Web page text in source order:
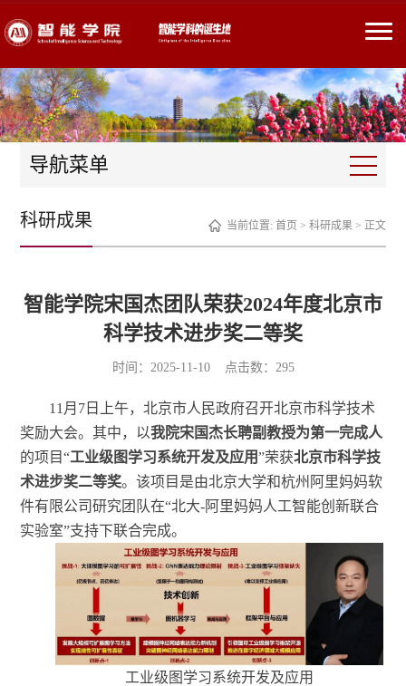
导航菜单
当前位置: 首页 > 科研成果> 正文
科研成果
智能学院宋国杰团队荣获2024年度北京市
科学技术进步奖二等奖
时间：2025-11-10 点击数： 295
11月7日上午，北京市人民政府召开北京市科学技术
奖励大会。其中，以我院宋国杰长聘副教授为第一完成人
的项目“工业级图学习系统开发及应用”荣获北京市科学技
术进步奖二等奖。该项目是由北京大学和杭州阿里妈妈软
件有限公司研究团队在“北大-阿里妈妈人工智能创新联合
实验室”支持下联合完成。
工业级图学习系统开发及应用